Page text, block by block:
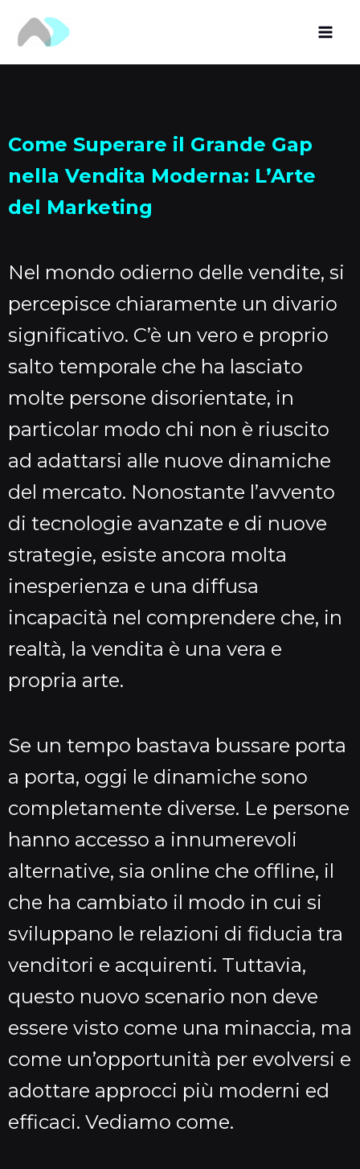
Come Superare il Grande Gap
nella Vendita Moderna: L’Arte
del Marketing
Nel mondo odierno delle vendite, si
percepisce chiaramente un divario
significativo. C’è un vero e proprio
salto temporale che ha lasciato
molte persone disorientate, in
particolar modo chi non è riuscito
ad adattarsi alle nuove dinamiche
del mercato. Nonostante l’avvento
di tecnologie avanzate e di nuove
strategie, esiste ancora molta
inesperienza e una diffusa
incapacità nel comprendere che, in
realtà, la vendita è una vera e
propria arte.
Se un tempo bastava bussare porta
a porta, oggi le dinamiche sono
completamente diverse. Le persone
hanno accesso a innumerevoli
alternative, sia online che offline, il
che ha cambiato il modo in cui si
sviluppano le relazioni di fiducia tra
venditori e acquirenti. Tuttavia,
questo nuovo scenario non deve
essere visto come una minaccia, ma
come un’opportunità per evolversi e
adottare approcci più moderni ed
efficaci. Vediamo come.